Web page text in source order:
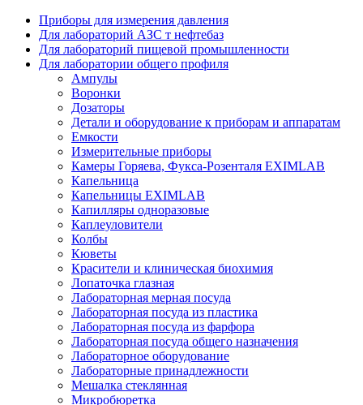
Приборы для измерения давления
Для лабораторий АЗС т нефтебаз
Для лабораторий пищевой промышленности
Для лаборатории общего профиля
Ампулы
Воронки
Дозаторы
Детали и оборудование к приборам и аппаратам
Емкости
Измерительные приборы
Камеры Горяева, Фукса-Розенталя EXIMLAB
Капельница
Капельницы EXIMLAB
Капилляры одноразовые
Каплеуловители
Колбы
Кюветы
Красители и клиническая биохимия
Лопаточка глазная
Лабораторная мерная посуда
Лабораторная посуда из пластика
Лабораторная посуда из фарфора
Лабораторная посуда общего назначения
Лабораторное оборудование
Лабораторные принадлежности
Мешалка стеклянная
Микробюретка